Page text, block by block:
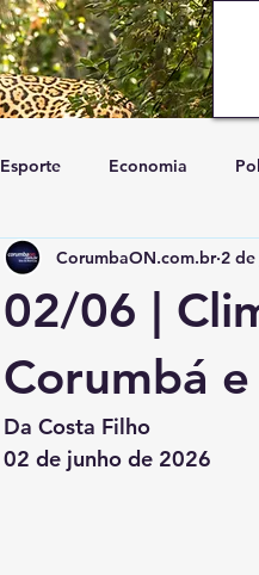
Esporte Economia
Geral Trânsito
02/06 |
Corumbá
CorumbaON.com.br 2 de
Da Costa Filho
02 de junho de 2026